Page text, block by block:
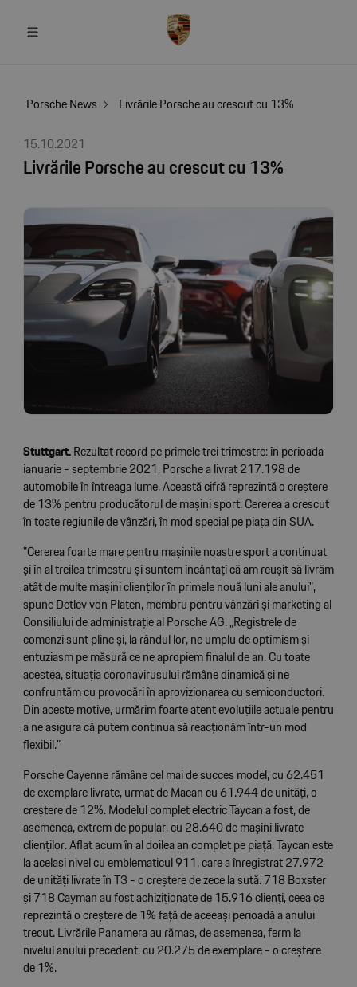
Porsche News
Livrările Porsche au crescut cu 13%
15.10.2021
Livrările Porsche au crescut cu 13%
Stuttgart.Rezultat record pe primele trei trimestre: în perioada
ianuarie - septembrie 2021, Porsche a livrat 217.198 de
automobile în întreaga lume. Această cifră reprezintă o creștere
de 13% pentru producătorul de mașini sport. Cererea a crescut
în toate regiunile de vânzări, în mod special pe piața din SUA.
"Cererea foarte mare pentru mașinile noastre sport a continuat
și în al treilea trimestru și suntem încântați că am reușit să livrăm
atât de multe mașini clienților în primele nouă luni ale anului",
spune Detlev von Platen, membru pentru vânzări și marketing al
Consiliului de administrație al Porsche AG. „Registrele de
comenzi sunt pline și, la rândul lor, ne umplu de optimism și
entuziasm pe măsură ce ne apropiem finalul de an. Cu toate
acestea, situația coronavirusului rămâne dinamică și ne
confruntăm cu provocări în aprovizionarea cu semiconductori.
Din aceste motive, urmărim foarte atent evoluțiile actuale pentru
a ne asigura că putem continua să reacționăm într-un mod
flexibil.”
Porsche Cayenne rămâne cel mai de succes model, cu 62.451
de exemplare livrate, urmat de Macan cu 61.944 de unități, o
creștere de 12%. Modelul complet electric Taycan a fost, de
asemenea, extrem de popular, cu 28.640 de mașini livrate
clienților. Aflat acum în al doilea an complet pe piață, Taycan este
la același nivel cu emblematicul 911, care a înregistrat 27.972
de unități livrate în T3 - o creștere de zece la sută. 718 Boxster
și 718 Cayman au fost achiziționate de 15.916 clienți, ceea ce
reprezintă o creștere de 1% față de aceeași perioadă a anului
trecut. Livrările Panamera au rămas, de asemenea, ferm la
nivelul anului precedent, cu 20.275 de exemplare - o creștere
de 1%.